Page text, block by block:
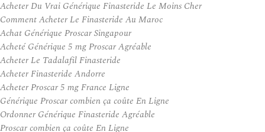
Acheter Du Vrai Générique Finasteride Le Moins Cher
Comment Acheter Le Finasteride Au Maroc
Achat Générique Proscar Singapour
Acheté Générique 5 mg Proscar Agréable
Acheter Le Tadalafil Finasteride
Acheter Finasteride Andorre
Acheter Proscar 5 mg France Ligne
Générique Proscar combien ça coûte En Ligne
Ordonner Générique Finasteride Agréable
Proscar combien ça coûte En Ligne